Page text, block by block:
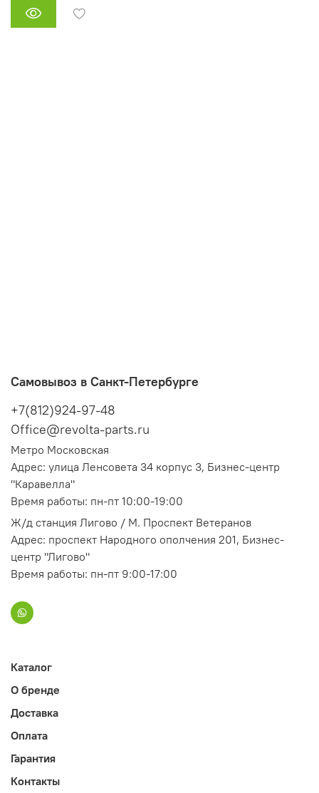
Самовывоз в Санкт-Петербурге
+7(812)924-97-48
Office@revolta-parts.ru
Метро Московская
Адрес: улица Ленсовета 34 корпус 3, Бизнес-центр
"Каравелла"
Время работы: пн-пт 10:00-19:00
Ж/д станция Лигово / М. Проспект Ветеранов
Адрес: проспект Народного ополчения 201, Бизнес-
центр "Лигово"
Время работы: пн-пт 9:00-17:00
Каталог
О бренде
Доставка
Оплата
Гарантия
Контакты